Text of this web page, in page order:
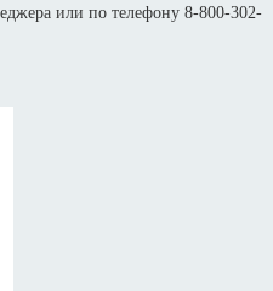
или по телефону 8-800-302-